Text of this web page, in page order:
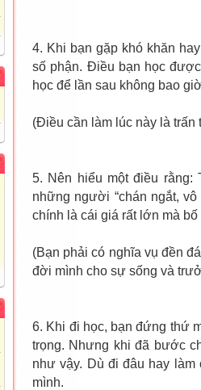
4. Khi bạn gặp khó khăn
số phận. Điều bạn học
học để lần sau không bao
(Điều cần làm lúc này là trấn
5. Nên hiểu một điều
những người “chán ngắt,
chính là cái giá rất lớn mà
(Bạn phải có nghĩa vụ đền
đời mình cho sự sống và
6. Khi đi học, bạn đứng thứ
trọng. Nhưng khi đã bước
như vậy. Dù đi đâu hay làm
mình.